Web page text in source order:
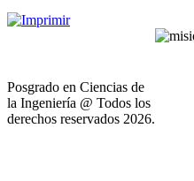
Posgrado en Ciencias de
la Ingeniería @ Todos los
derechos reservados 2026.